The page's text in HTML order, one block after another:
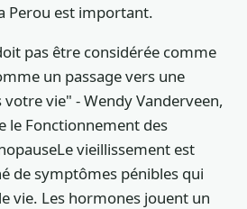
Perou est important.
pas être considérée comme
un passage vers une
vie" - Wendy Vanderveen,
le Fonctionnement des
vieillissement est
de symptômes pénibles qui
vie. Les hormones jouent un